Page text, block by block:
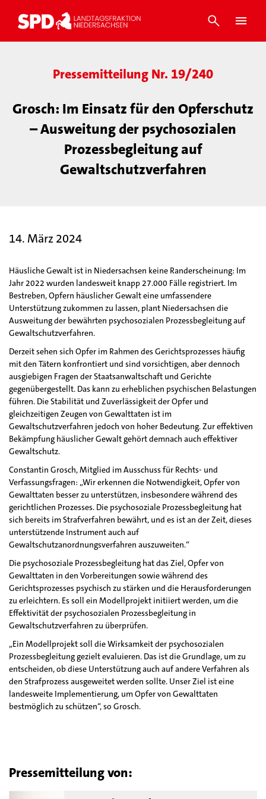
Pressemitteilung Nr. 19/240
Grosch: Im Einsatz für den Opferschutz
– Ausweitung der psychosozialen
Prozessbegleitung auf
Gewaltschutzverfahren
14. März 2024
Häusliche Gewalt ist in Niedersachsen keine Randerscheinung: Im
Jahr 2022 wurden landesweit knapp 27.000 Fälle registriert. Im
Bestreben, Opfern häuslicher Gewalt eine umfassendere
Unterstützung zukommen zu lassen, plant Niedersachsen die
Ausweitung der bewährten psychosozialen Prozessbegleitung auf
Gewaltschutzverfahren.
Derzeit sehen sich Opfer im Rahmen des Gerichtsprozesses häufig
mit den Tätern konfrontiert und sind vorsichtigen, aber dennoch
ausgiebigen Fragen der Staatsanwaltschaft und Gerichte
gegenübergestellt. Das kann zu erheblichen psychischen Belastungen
führen. Die Stabilität und Zuverlässigkeit der Opfer und
gleichzeitigen Zeugen von Gewalttaten ist im
Gewaltschutzverfahren jedoch von hoher Bedeutung. Zur effektiven
Bekämpfung häuslicher Gewalt gehört demnach auch effektiver
Gewaltschutz.
Constantin Grosch, Mitglied im Ausschuss für Rechts- und
Verfassungsfragen: „Wir erkennen die Notwendigkeit, Opfer von
Gewalttaten besser zu unterstützen, insbesondere während des
gerichtlichen Prozesses. Die psychosoziale Prozessbegleitung hat
sich bereits im Strafverfahren bewährt, und es ist an der Zeit, dieses
unterstützende Instrument auch auf
Gewaltschutzanordnungsverfahren auszuweiten.“
Die psychosoziale Prozessbegleitung hat das Ziel, Opfer von
Gewalttaten in den Vorbereitungen sowie während des
Gerichtsprozesses psychisch zu stärken und die Herausforderungen
zu erleichtern. Es soll ein Modellprojekt initiiert werden, um die
Effektivität der psychosozialen Prozessbegleitung in
Gewaltschutzverfahren zu überprüfen.
„Ein Modellprojekt soll die Wirksamkeit der psychosozialen
Prozessbegleitung gezielt evaluieren. Das ist die Grundlage, um zu
entscheiden, ob diese Unterstützung auch auf andere Verfahren als
den Strafprozess ausgeweitet werden sollte. Unser Ziel ist eine
landesweite Implementierung, um Opfer von Gewalttaten
bestmöglich zu schützen“, so Grosch.
Pressemitteilung von: